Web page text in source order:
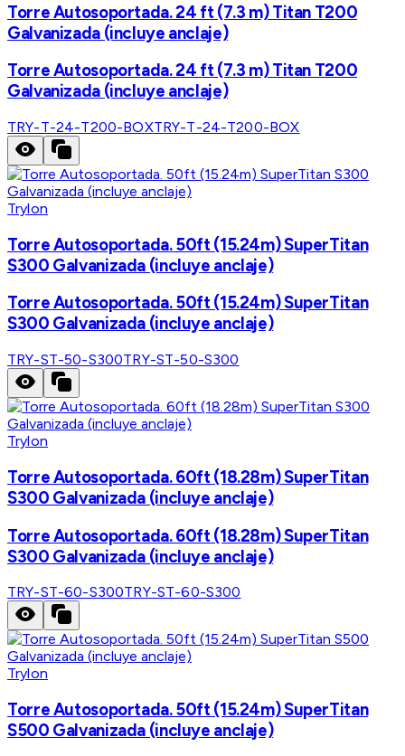
Torre Autosoportada. 24 ft (7.3 m) Titan T200
Galvanizada (incluye anclaje)
Torre Autosoportada. 24 ft (7.3 m) Titan T200
Galvanizada (incluye anclaje)
TRY-T-24-T200-BOXTRY-T-24-T200-BOX
Trylon
Torre Autosoportada. 50ft (15.24m) SuperTitan
S300 Galvanizada (incluye anclaje)
Torre Autosoportada. 50ft (15.24m) SuperTitan
S300 Galvanizada (incluye anclaje)
TRY-ST-50-S300TRY-ST-50-S300
Trylon
Torre Autosoportada. 60ft (18.28m) SuperTitan
S300 Galvanizada (incluye anclaje)
Torre Autosoportada. 60ft (18.28m) SuperTitan
S300 Galvanizada (incluye anclaje)
TRY-ST-60-S300TRY-ST-60-S300
Trylon
Torre Autosoportada. 50ft (15.24m) SuperTitan
S500 Galvanizada (incluye anclaje)